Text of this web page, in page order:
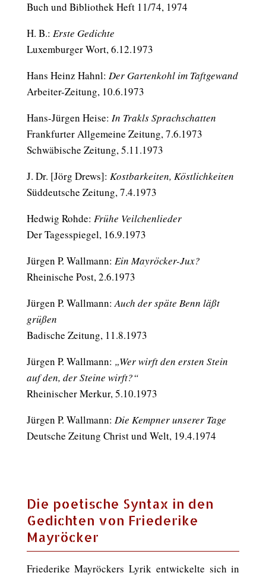
Buch und Bibliothek Heft 11/74, 1974
H. B.: Erste Gedichte
Luxemburger Wort, 6.12.1973
Hans Heinz Hahnl: Der Gartenkohl im Taftgewand
Arbeiter-Zeitung, 10.6.1973
Hans-Jürgen Heise: In Trakls Sprachschatten
Frankfurter Allgemeine Zeitung, 7.6.1973
Schwäbische Zeitung, 5.11.1973
J. Dr. [Jörg Drews]: Kostbarkeiten, Köstlichkeiten
Süddeutsche Zeitung, 7.4.1973
Hedwig Rohde: Frühe Veilchenlieder
Der Tagesspiegel, 16.9.1973
Jürgen P. Wallmann: Ein Mayröcker-Jux?
Rheinische Post, 2.6.1973
Jürgen P. Wallmann:Auch der späte Benn läßt
grüßen
Badische Zeitung, 11.8.1973
Jürgen P. Wallmann: „Wer wirft den ersten Stein
auf den, der Steine wirft?“
Rheinischer Merkur, 5.10.1973
Jürgen P. Wallmann: Die Kempner unserer Tage
Deutsche Zeitung Christ und Welt, 19.4.1974
Die poetische Syntax in den
Gedichten von Friederike
Mayröcker
Friederike Mayröckers Lyrik entwickelte sich in